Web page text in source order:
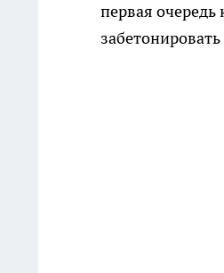
первая очередь